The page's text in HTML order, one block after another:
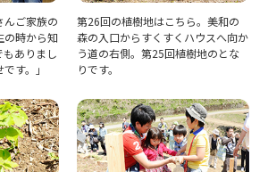
んご家族の
の時から知
もありまし
す。」
第26回の植樹地はこちら。美和の
森の入口からすくすくハウスへ向か
う道の右側。第25回植樹地のとな
りです。